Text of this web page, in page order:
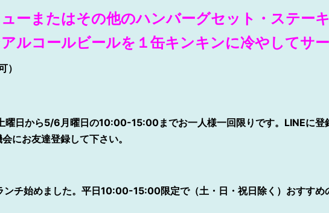
ーまたはその他のハンバーグセット・ステー
ルコールビールを１缶キンキンに冷やしてサ
）
曜日から5/6月曜日の10:00-15:00までお一人様一回限りです。LINEに登
にお友達登録して下さい。
ンチ始めました。平日10:00-15:00限定で（土・日・祝日除く）おすすめ